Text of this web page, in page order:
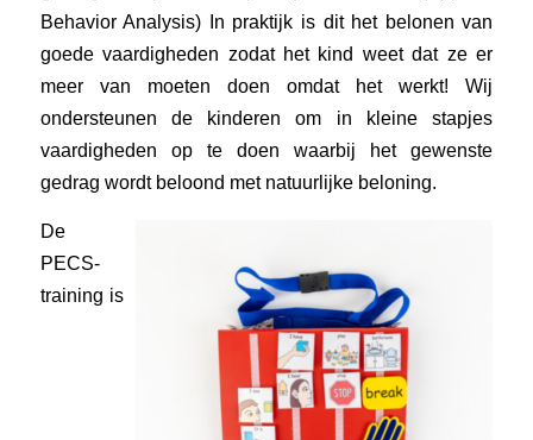
Behavior Analysis) In praktijk is dit het belonen van
goede vaardigheden zodat het kind weet dat ze er
meer van moeten doen omdat het werkt! Wij
ondersteunen de kinderen om in kleine stapjes
vaardigheden op te doen waarbij het gewenste
gedrag wordt beloond met natuurlijke beloning.
De
PECS-
training is